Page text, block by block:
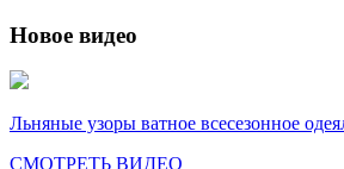
Новое видео
Льняные узоры ватное всесезонное
СМОТРЕТЬ ВИДЕО